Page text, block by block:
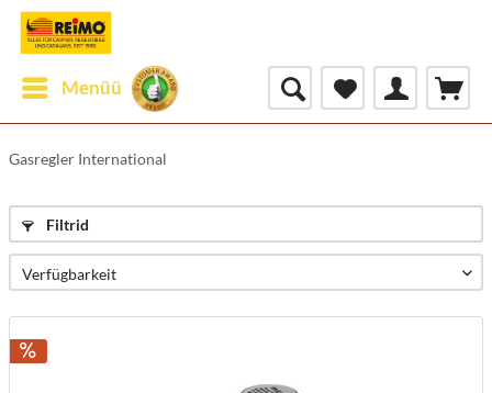
Menüü
Gasregler International
Filtrid